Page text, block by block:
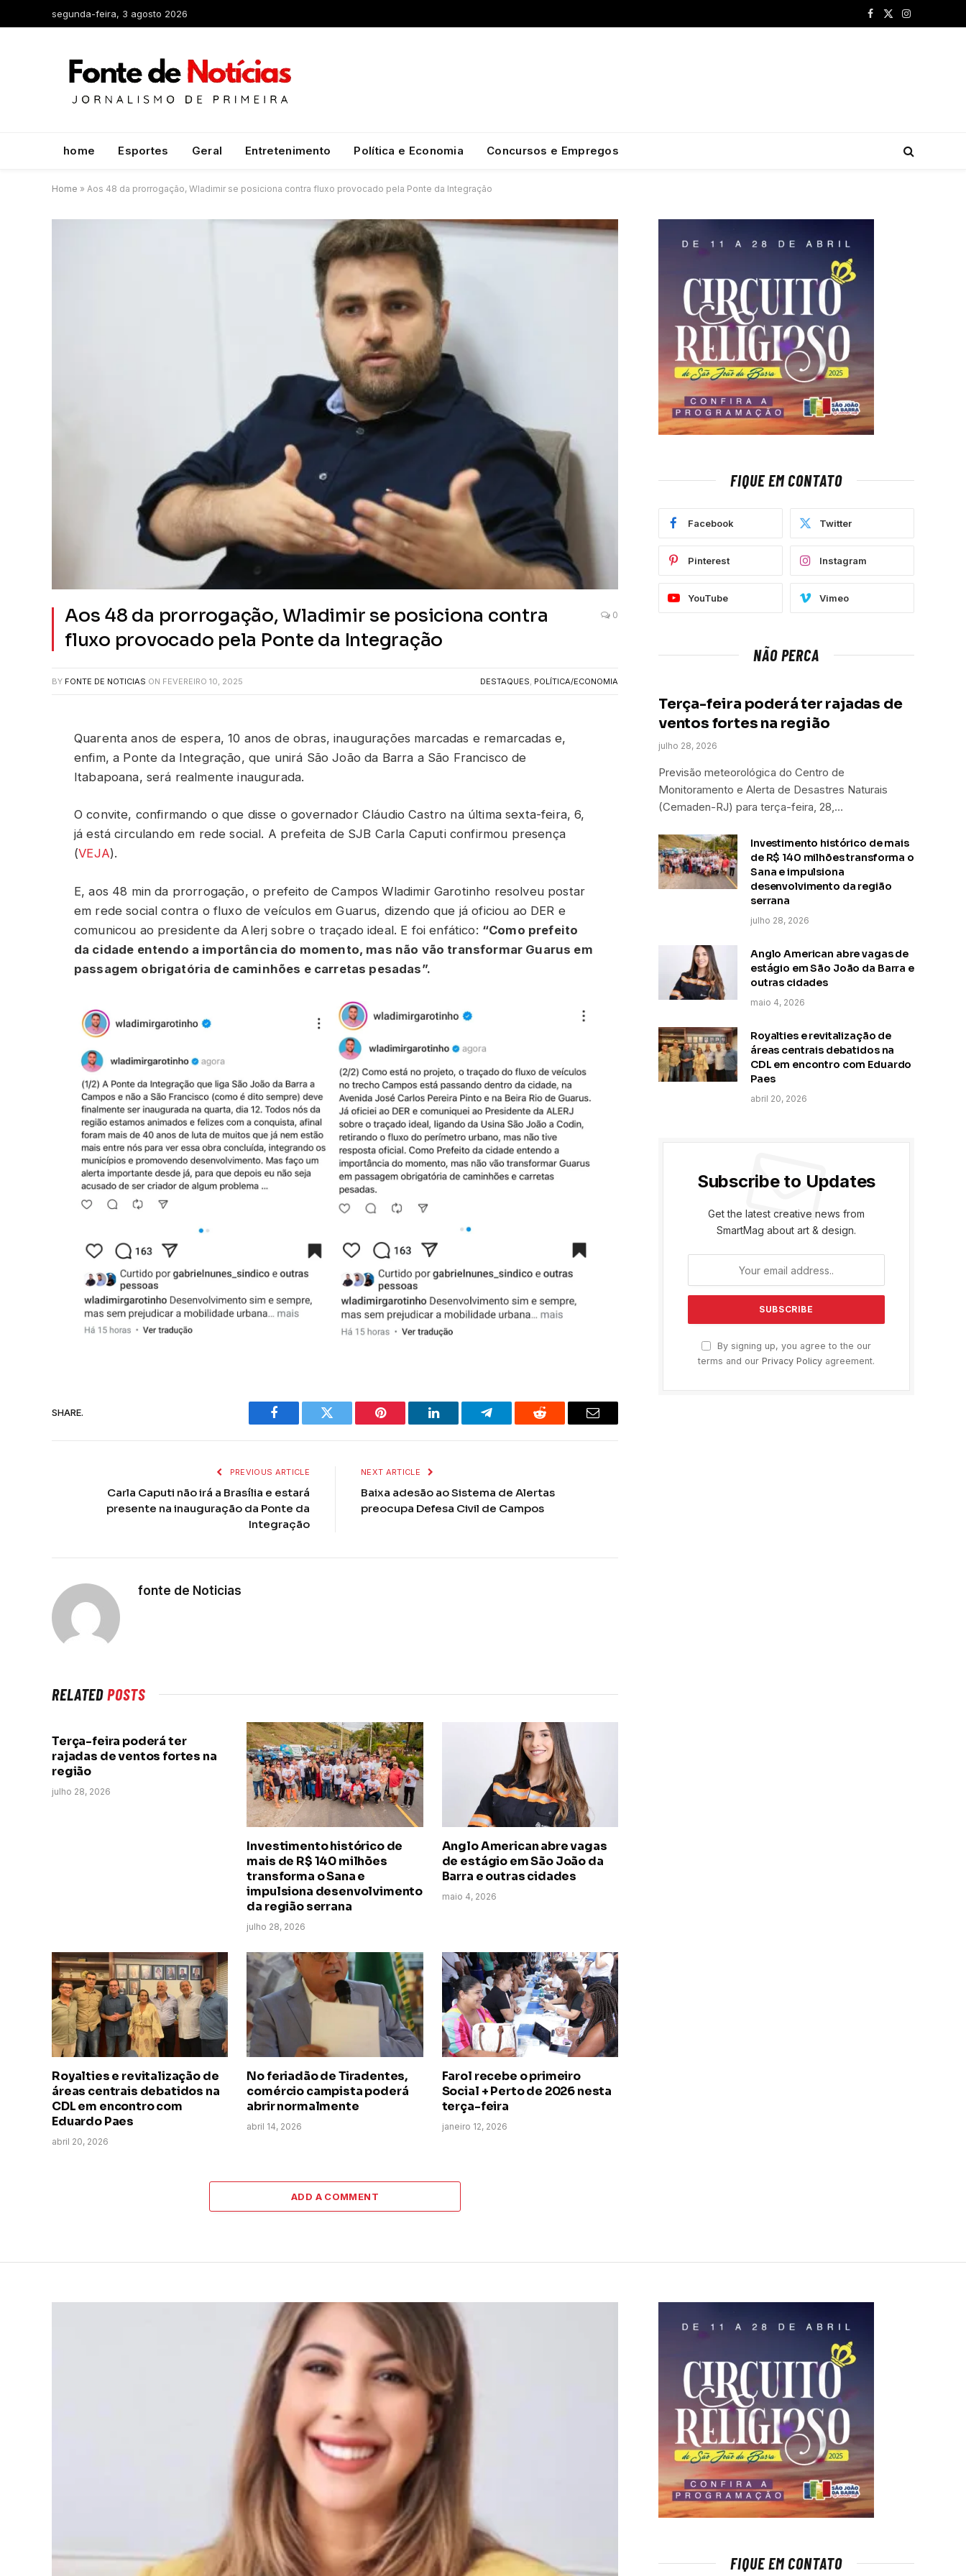
segunda-feira, 3 agosto 2026
Facebook
X
Instagram
home Esportes Geral Entretenimento Política e Economia Concursos e Empregos
Home » Aos 48 da prorrogação, Wladimir se posiciona contra fluxo provocado pela Ponte da Integração
Aos 48 da prorrogação, Wladimir se posiciona contra
fluxo provocado pela Ponte da Integração
0
BY FONTE DE NOTICIAS ON FEVEREIRO 10, 2025 DESTAQUES, POLÍTICA/ECONOMIA
Quarenta anos de espera, 10 anos de obras, inaugurações marcadas e remarcadas e,
enfim, a Ponte da Integração, que unirá São João da Barra a São Francisco de
Itabapoana, será realmente inaugurada.
O convite, confirmando o que disse o governador Cláudio Castro na última sexta-feira, 6,
já está circulando em rede social. A prefeita de SJB Carla Caputi confirmou presença
(VEJA).
E, aos 48 min da prorrogação, o prefeito de Campos Wladimir Garotinho resolveu postar
em rede social contra o fluxo de veículos em Guarus, dizendo que já oficiou ao DER e
comunicou ao presidente da Alerj sobre o traçado ideal. E foi enfático: “Como prefeito
da cidade entendo a importância do momento, mas não vão transformar Guarus em
passagem obrigatória de caminhões e carretas pesadas”.
SHARE.
Facebook Twitter Pinterest LinkedIn Telegram Reddit Email
PREVIOUS ARTICLE
Carla Caputi não irá a Brasília e estará
presente na inauguração da Ponte da
Integração
NEXT ARTICLE
Baixa adesão ao Sistema de Alertas
preocupa Defesa Civil de Campos
fonte de Noticias
RELATEDPOSTS
Terça-feira poderá ter
rajadas de ventos fortes na
região
julho 28, 2026
Investimento histórico de
mais de R$ 140 milhões
transforma o Sana e
impulsiona desenvolvimento
da região serrana
julho 28, 2026
Anglo American abre vagas
de estágio em São João da
Barra e outras cidades
maio 4, 2026
Royalties e revitalização de
áreas centrais debatidos na
CDL em encontro com
Eduardo Paes
abril 20, 2026
No feriadão de Tiradentes,
comércio campista poderá
abrir normalmente
abril 14, 2026
Farol recebe o primeiro
Social + Perto de 2026 nesta
terça-feira
janeiro 12, 2026
ADD A COMMENT
FIQUE EM CONTATO
Facebook Twitter
Pinterest Instagram
YouTube Vimeo
NÃO PERCA
Terça-feira poderá ter rajadas de
ventos fortes na região
julho 28, 2026
Previsão meteorológica do Centro de
Monitoramento e Alerta de Desastres Naturais
(Cemaden-RJ) para terça-feira, 28,…
Investimento histórico de mais
de R$ 140 milhões transforma o
Sana e impulsiona
desenvolvimento da região
serrana
julho 28, 2026
Anglo American abre vagas de
estágio em São João da Barra e
outras cidades
maio 4, 2026
Royalties e revitalização de
áreas centrais debatidos na
CDL em encontro com Eduardo
Paes
abril 20, 2026
Subscribe to Updates
Get the latest creative news from
SmartMag about art & design.
By signing up, you agree to the our
terms and our Privacy Policy agreement.
FIQUE EM CONTATO